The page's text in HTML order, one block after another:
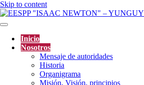
Skip to content
EESPP "ISAAC
NEWTON" –
Inicio
Nosotros
Mensaje de autoridades
Historia
Organigrama
Misión, Visión, principios